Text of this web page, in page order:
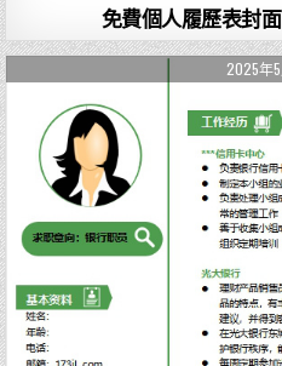
免費個人履歷表封
2025年